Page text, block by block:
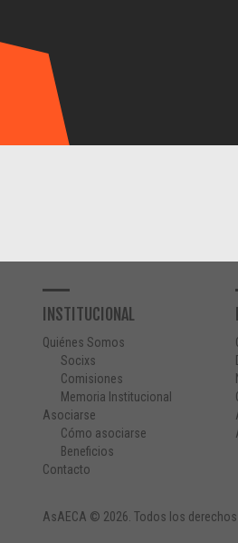
INSTITUCIONAL
Quiénes Somos
Socixs
Comisiones
Memoria Institucional
Asociarse
Cómo asociarse
Beneficios
Contacto
AsAECA © 2026. Todos los